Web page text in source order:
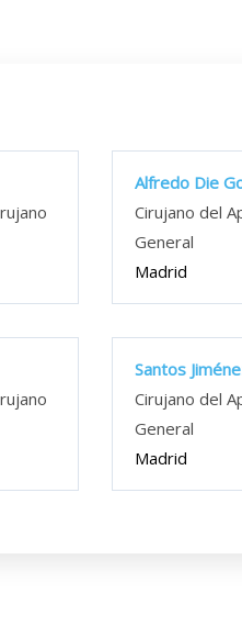
Alfredo Die
Cirujano del
General
Madrid
Santos
Cirujano del
General
Madrid